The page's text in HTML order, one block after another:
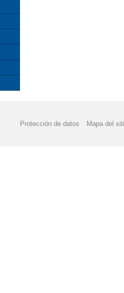
Protección de datos Mapa del